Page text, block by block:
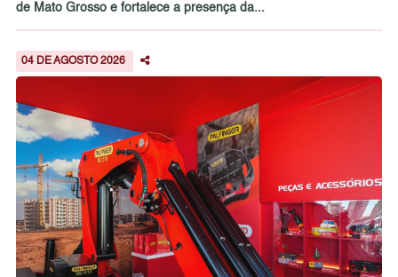
de Mato Grosso e fortalece a presença da...
04 DE AGOSTO 2026